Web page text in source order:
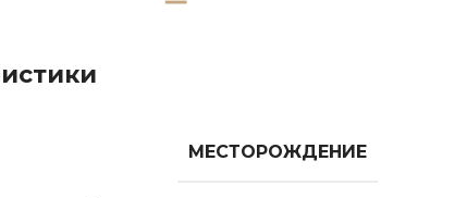
МЕСТОРОЖДЕНИЕ